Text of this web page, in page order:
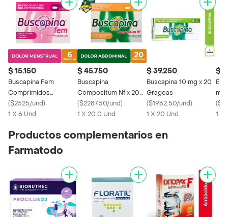
$ 15.150
Buscapina Fem
Comprimidos
Recubiertos
($2525/und)
1 X 6 Und
$ 45.750
Buscapina
Compositum Nf x 20
Tabletas
($2287.50/und)
1 X 20.0 Und
$ 39.250
Buscapina 10 mg x 20
Grageas
($1962.50/und)
1 X 20 Und
$
(
1 X
Productos complementarios en
Farmatodo